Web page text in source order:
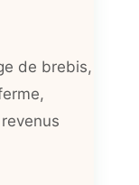
de brebis,
,
revenus